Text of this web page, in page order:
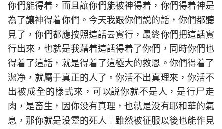
你們能得着，而且讓你們能被神得着，你們得着神是
為了讓神得着你們。今天我跟你們説的話，你們都聽
見了，你們都應按照這話去實行，最終你們把這話實
行出來，也就是我藉着這話得着了你們，同時你們也
得着了這話，就是得着了這極大的救恩。你們得着了
潔净，就屬于真正的人了。你活不出真理來，你活不
出被成全的樣式來，可以説你就不是人，是行尸走
肉，是畜生，因你没有真理，也就是没有耶和華的氣
息，那你就是没靈的死人！雖然被征服以後也能作見